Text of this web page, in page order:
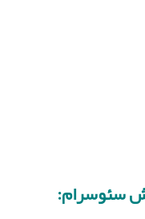
سئوسرام: